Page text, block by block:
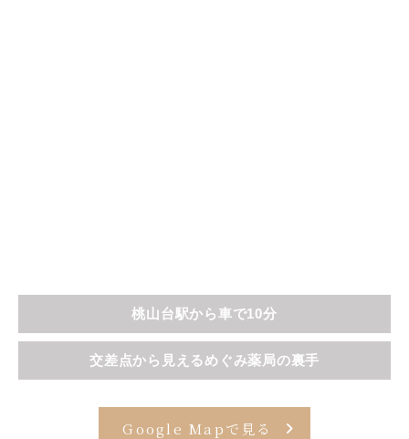
桃山台駅から車で10分
交差点から見えるめぐみ薬局の裏手
Google Mapで見る